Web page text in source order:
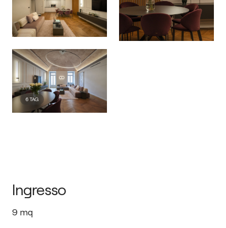
6 TAG
Ingresso
9 mq